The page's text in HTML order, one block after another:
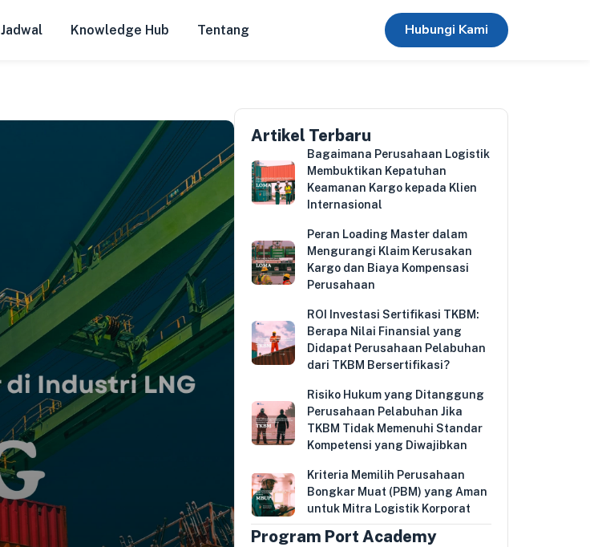
Jadwal Knowledge Hub Tentang Hubungi Kami
Artikel Terbaru
Bagaimana Perusahaan Logistik
Membuktikan Kepatuhan
Keamanan Kargo kepada Klien
Internasional
Peran Loading Master dalam
Mengurangi Klaim Kerusakan
Kargo dan Biaya Kompensasi
Perusahaan
ROI Investasi Sertifikasi TKBM:
Berapa Nilai Finansial yang
Didapat Perusahaan Pelabuhan
dari TKBM Bersertifikasi?
Risiko Hukum yang Ditanggung
Perusahaan Pelabuhan Jika
TKBM Tidak Memenuhi Standar
Kompetensi yang Diwajibkan
Kriteria Memilih Perusahaan
Bongkar Muat (PBM) yang Aman
untuk Mitra Logistik Korporat
Program Port Academy